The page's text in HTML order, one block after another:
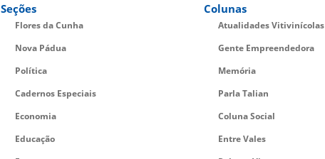
Seções
Flores da Cunha
Nova Pádua
Política
Cadernos Especiais
Economia
Educação
Colunas
Atualidades Vitivinícolas
Gente Empreendedora
Memória
Parla Talian
Coluna Social
Entre Vales